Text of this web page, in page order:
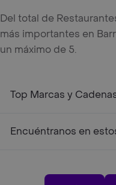
Del total de
más importantes en
un máximo de 5.
Top Marcas y
Encuéntranos en